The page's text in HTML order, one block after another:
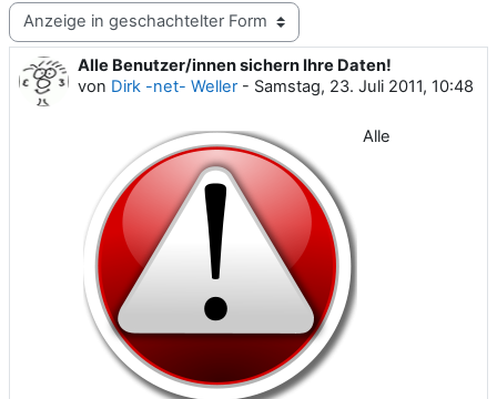
Anzeigemodus
Alle Benutzer/innen sichern Ihre Daten!
von Dirk -net- Weller- Samstag, 23. Juli 2011, 10:48
Anzahl Antworten: 0
Alle